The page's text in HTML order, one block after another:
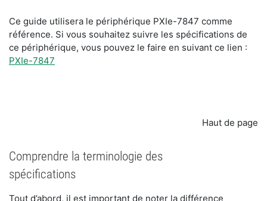
Ce guide utilisera le périphérique PXIe-7847 comme
référence. Si vous souhaitez suivre les spécifications de
ce périphérique, vous pouvez le faire en suivant ce lien :
PXIe-7847
Haut de page
Comprendre la terminologie des
spécifications
Tout d’abord, il est important de noter la différence